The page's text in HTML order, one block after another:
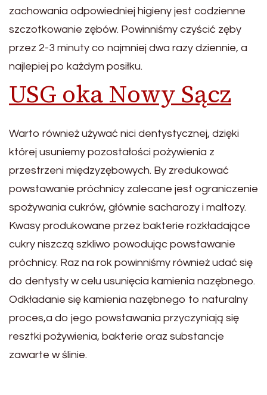
zachowania odpowiedniej higieny jest codzienne
szczotkowanie zębów. Powinniśmy czyścić zęby
przez 2-3 minuty co najmniej dwa razy dziennie, a
najlepiej po każdym posiłku.
USG oka Nowy Sącz
Warto również używać nici dentystycznej, dzięki
której usuniemy pozostałości pożywienia z
przestrzeni międzyzębowych. By zredukować
powstawanie próchnicy zalecane jest ograniczenie
spożywania cukrów, głównie sacharozy i maltozy.
Kwasy produkowane przez bakterie rozkładające
cukry niszczą szkliwo powodując powstawanie
próchnicy. Raz na rok powinniśmy również udać się
do dentysty w celu usunięcia kamienia nazębnego.
Odkładanie się kamienia nazębnego to naturalny
proces,a do jego powstawania przyczyniają się
resztki pożywienia, bakterie oraz substancje
zawarte w ślinie.